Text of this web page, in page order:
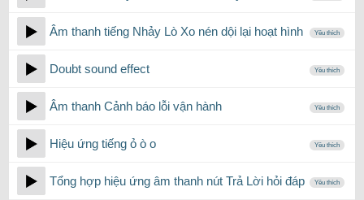
Âm thanh tiếng Nhảy Lò Xo nén dội lại hoạt hình Yêu thích
Doubt sound effect Yêu thích
Âm thanh Cảnh báo lỗi vận hành Yêu thích
Hiệu ứng tiếng ỏ ò o Yêu thích
Tổng hợp hiệu ứng âm thanh nút Trả Lời hỏi đáp Yêu thích